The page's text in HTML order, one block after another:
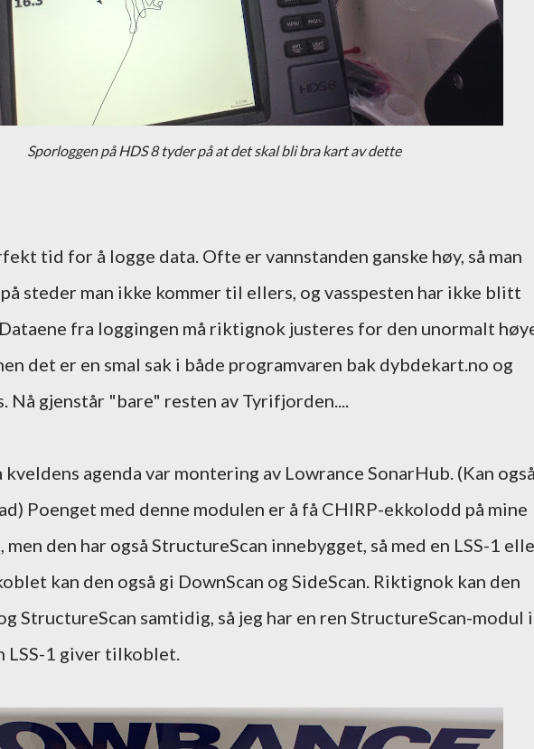
Sporloggen på HDS 8 tyder på at det skal bli bra kart av dette
tid for å logge data. Ofte er vannstanden ganske høy, så man
steder man ikke kommer til ellers, og vasspesten har ikke blitt
fra loggingen må riktignok justeres for den unormalt
det er en smal sak i både programvaren bak dybdekart.no og
Nå gjenstår "bare" resten av Tyrifjorden....
agenda var montering av Lowrance SonarHub. (Kan også
Poenget med denne modulen er å få CHIRP-ekkolodd på mine
men den har også StructureScan innebygget, så med en LSS-1
kan den også gi DownScan og SideScan. Riktignok kan den
StructureScan samtidig, så jeg har en ren StructureScan-modul i
LSS-1 giver tilkoblet.